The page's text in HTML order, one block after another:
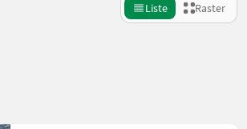
Liste Raster